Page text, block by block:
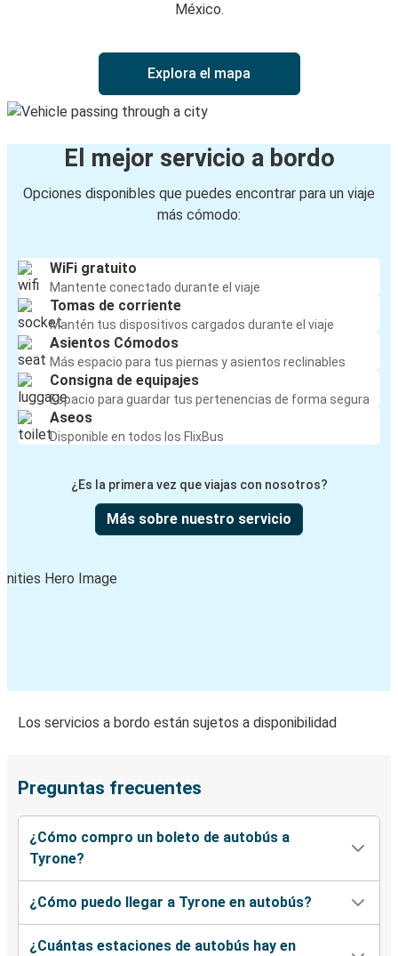
México.
Explora el mapa
El mejor servicio a bordo
Opciones disponibles que puedes encontrar para un viaje
más cómodo:
WiFi gratuito
Mantente conectado durante el viaje
Tomas de corriente
Mantén tus dispositivos cargados durante el viaje
Asientos Cómodos
Más espacio para tus piernas y asientos reclinables
Consigna de equipajes
Espacio para guardar tus pertenencias de forma segura
Aseos
Disponible en todos los FlixBus
¿Es la primera vez que viajas con nosotros?
Más sobre nuestro servicio
Los servicios a bordo están sujetos a disponibilidad
Preguntas frecuentes
¿Cómo compro un boleto de autobús a
Tyrone?
¿Cómo puedo llegar a Tyrone en autobús?
¿Cuántas estaciones de autobús hay en